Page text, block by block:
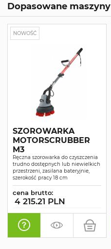
Dopasowane maszyny
NOWOŚĆ
SZOROWARKA
MOTORSCRUBBER
M3
Ręczna szorowarka do czyszczenia
trudno dostępnych lub niewielkich
przestrzeni, zasilana bateryjnie,
szerokość pracy 18 cm
cena brutto:
4 215.21 PLN